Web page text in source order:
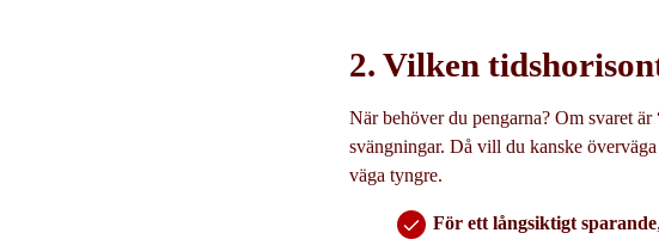
2. Vilken
När behöver du pengarna? Om svaret
svängningar. Då vill du kanske
väga tyngre.
För ett långsiktigt sparande